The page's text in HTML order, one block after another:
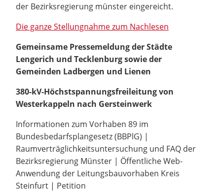
der Bezirksregierung münster eingereicht.
Die ganze Stellungnahme zum Nachlesen
Gemeinsame Pressemeldung der Städte
Lengerich und Tecklenburg sowie der
Gemeinden Ladbergen und Lienen
380-kV-Höchstspannungsfreileitung von
Westerkappeln nach Gersteinwerk
Informationen zum Vorhaben 89 im
Bundesbedarfsplangesetz (BBPlG) |
Raumverträglichkeitsuntersuchung und FAQ der
Bezirksregierung Münster | Öffentliche Web-
Anwendung der Leitungsbauvorhaben Kreis
Steinfurt | Petition